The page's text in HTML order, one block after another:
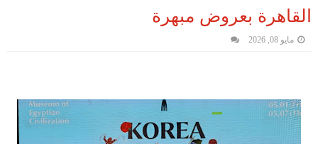
القاهرة بعروض مبهرة
مايو 08, 2026